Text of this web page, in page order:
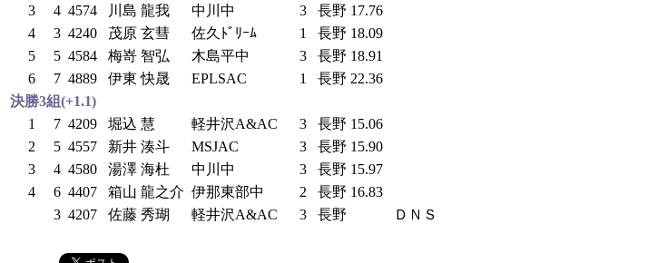
3
4 4574 川島 龍我 中川中 3 長野 17.76
4
3 4240 茂原 玄彗 佐久ﾄﾞﾘｰﾑ 1 長野 18.09
5
5 4584 梅嵜 智弘 木島平中 3 長野 18.91
6
7 4889 伊東 快晟 EPLSAC 1 長野 22.36
決勝3組(+1.1)
1
7 4209 堀込 慧 軽井沢A&AC 3 長野 15.06
2
5 4557 新井 湊斗 MSJAC 3 長野 15.90
3
4 4580 湯澤 海杜 中川中 3 長野 15.97
4
6 4407 箱山 龍之介 伊那東部中 2 長野 16.83
3 4207 佐藤 秀瑚 軽井沢A&AC 3 長野 ＤＮＳ